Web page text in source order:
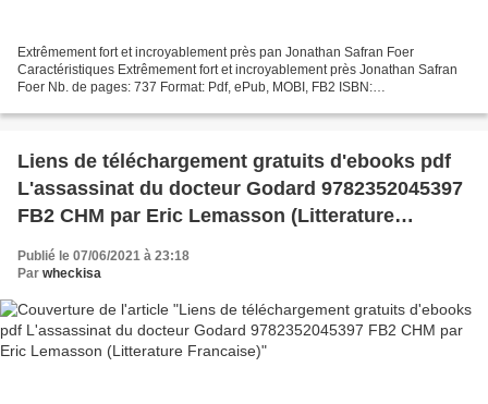
Extrêmement fort et incroyablement près pan Jonathan Safran Foer
Caractéristiques Extrêmement fort et incroyablement près Jonathan Safran
Foer Nb. de pages: 737 Format: Pdf, ePub, MOBI, FB2 ISBN:
Liens de téléchargement gratuits d'ebooks pdf
L'assassinat du docteur Godard 9782352045397
FB2 CHM par Eric Lemasson (Litterature
Francaise)
Publié le 07/06/2021 à 23:18
Par wheckisa